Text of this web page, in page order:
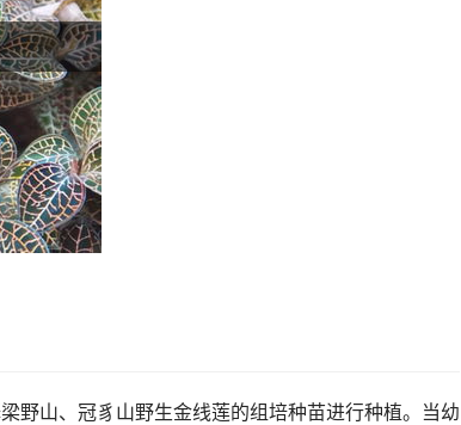
野山、冠豸山野生金线莲的组培种苗进行种植。当幼